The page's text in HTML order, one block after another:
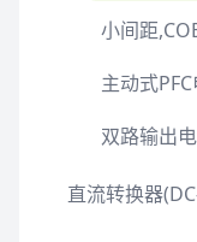
小间距
主动式
双路输出
直流转换器